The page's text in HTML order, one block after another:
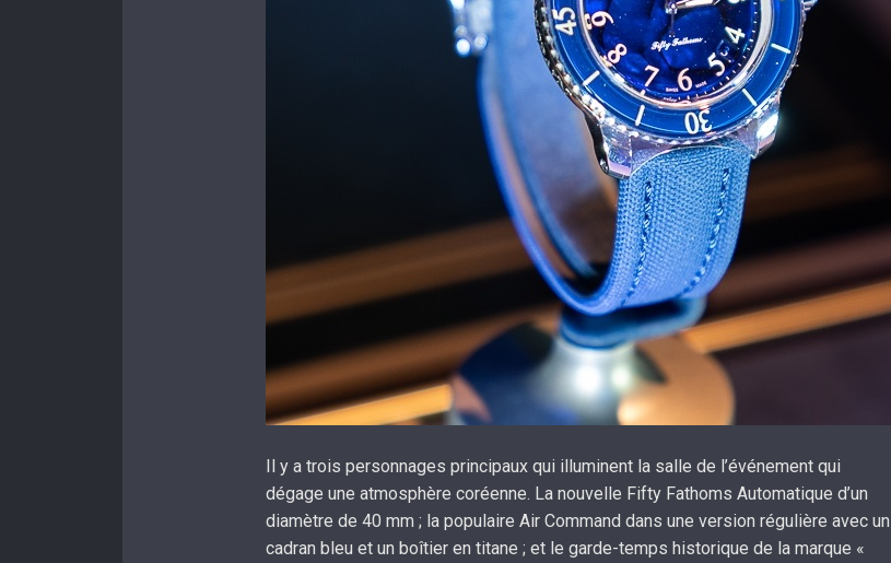
Il y a trois personnages principaux qui illuminent la salle de l’événement qui
dégage une atmosphère coréenne. La nouvelle Fifty Fathoms Automatique d’un
diamètre de 40 mm ; la populaire Air Command dans une version régulière avec un
cadran bleu et un boîtier en titane ; et le garde-temps historique de la marque «